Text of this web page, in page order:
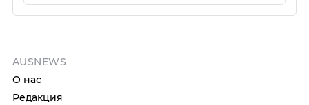
AUSNEWS
О нас
Редакция